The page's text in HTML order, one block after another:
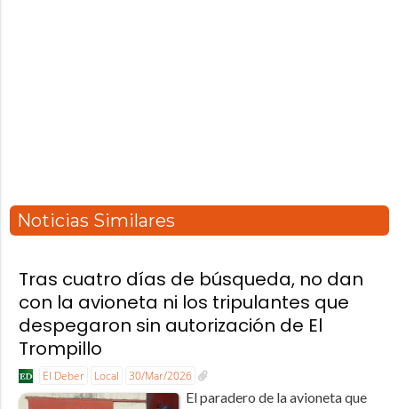
Noticias Similares
Tras cuatro días de búsqueda, no dan
con la avioneta ni los tripulantes que
despegaron sin autorización de El
Trompillo
El Deber Local 30/Mar/2026
El paradero de la avioneta que